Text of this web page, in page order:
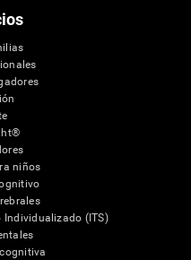
niños
Individualizado (ITS)